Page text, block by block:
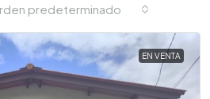
predeterminado
EN VENTA